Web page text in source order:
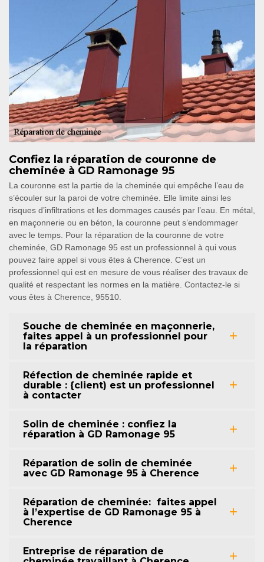
Confiez la réparation de couronne de
cheminée à GD Ramonage 95
La couronne est la partie de la cheminée qui empêche l’eau de
s’écouler sur la paroi de votre cheminée. Elle limite ainsi les
risques d’infiltrations et les dommages causés par l’eau. En métal,
en maçonnerie ou en béton, la couronne peut s’endommager
avec le temps. Pour la réparation de la couronne de votre
cheminée, GD Ramonage 95 est un professionnel à qui vous
pouvez faire appel si vous êtes à Cherence. C’est un
professionnel qui est en mesure de vous réaliser des travaux de
qualité et respectant les normes en la matière. Contactez-le si
vous êtes à Cherence, 95510.
Souche de cheminée en maçonnerie,
faites appel à un professionnel pour
la réparation
Réfection de cheminée rapide et
durable : {client) est un professionnel
à contacter
Solin de cheminée : confiez la
réparation à GD Ramonage 95
Réparation de solin de cheminée
avec GD Ramonage 95 à Cherence
Réparation de cheminée: faites appel
à l’expertise de GD Ramonage 95 à
Cherence
Entreprise de réparation de